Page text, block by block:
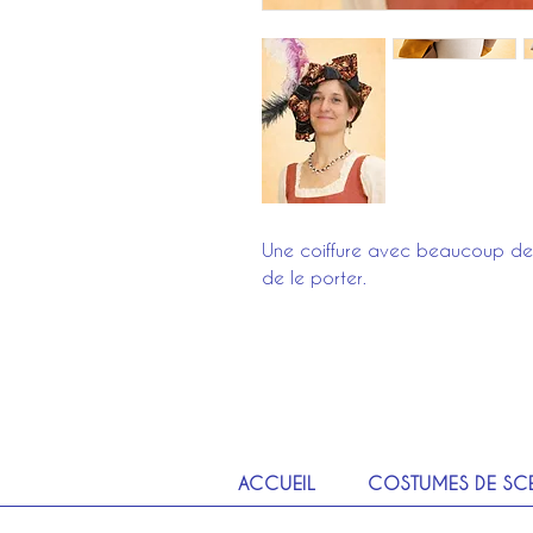
Une coiffure avec beaucoup
de le porter.
ACCUEIL COSTUMES DE